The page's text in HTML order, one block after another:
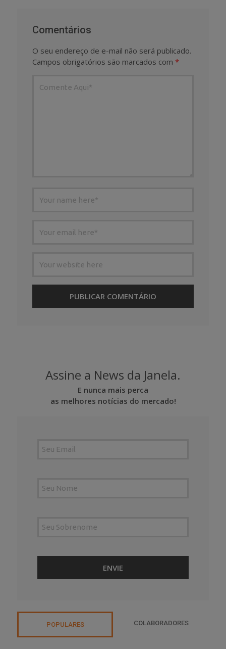
Comentários
O seu endereço de e-mail não será publicado.
Campos obrigatórios são marcados com *
Assine a News da Janela.
E nunca mais perca
as melhores notícias do mercado!
POPULARES COLABORADORES